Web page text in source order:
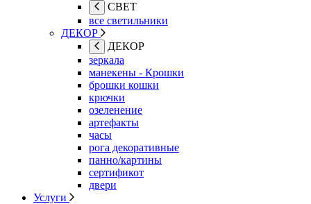
СВЕТ
все светильники
ДЕКОР
ДЕКОР
зеркала
манекены - Крошки
брошки кошки
крючки
озеленение
артефакты
часы
рога декоративные
панно/картины
сертификот
двери
Услуги